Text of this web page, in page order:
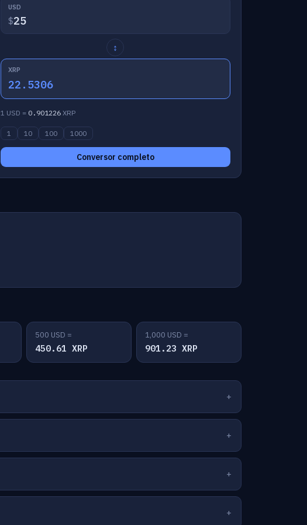
USD
$
↕
XRP
22.5306
1 USD = 0.901226XRP
1 10 100 1000
Conversor completo
500 USD =
450.61 XRP
1,000 USD =
901.23 XRP